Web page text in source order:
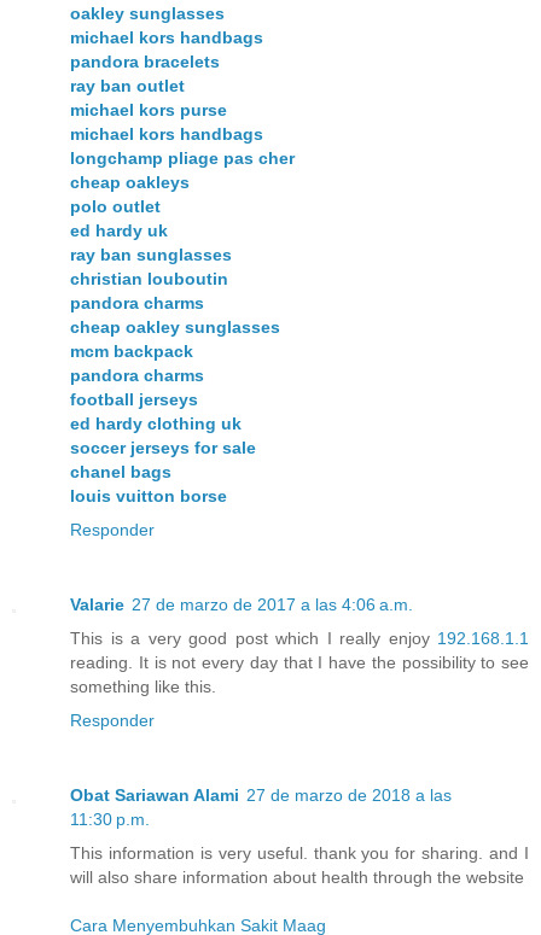
oakley sunglasses
michael kors handbags
pandora bracelets
ray ban outlet
michael kors purse
michael kors handbags
longchamp pliage pas cher
cheap oakleys
polo outlet
ed hardy uk
ray ban sunglasses
christian louboutin
pandora charms
cheap oakley sunglasses
mcm backpack
pandora charms
football jerseys
ed hardy clothing uk
soccer jerseys for sale
chanel bags
louis vuitton borse
Responder
Valarie 27 de marzo de 2017 a las 4:06 a.m.
This is a very good post which I really enjoy 192.168.1.1
reading. It is not every day that I have the possibility to see
something like this.
Responder
Obat Sariawan Alami 27 de marzo de 2018 a las
11:30 p.m.
This information is very useful. thank you for sharing. and I
will also share information about health through the website
Cara Menyembuhkan Sakit Maag